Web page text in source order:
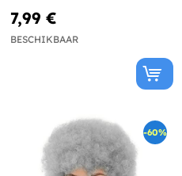
7,99 €
BESCHIKBAAR
-60%